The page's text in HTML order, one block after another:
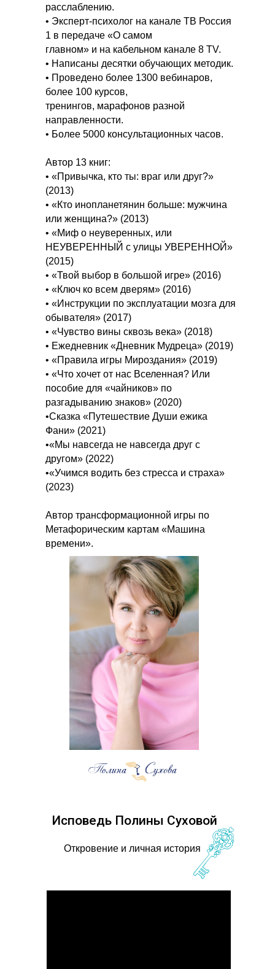
расслаблению.
• Эксперт-психолог на канале ТВ Россия
1 в передаче «О самом
главном» и на кабельном канале 8 TV.
• Написаны десятки обучающих методик.
• Проведено более 1300 вебинаров,
более 100 курсов,
тренингов, марафонов разной
направленности.
• Более 5000 консультационных часов.
Автор 13 книг:
• «Привычка, кто ты: враг или друг?»
(2013)
• «Кто инопланетянин больше: мужчина
или женщина?» (2013)
• «Миф о неуверенных, или
НЕУВЕРЕННЫЙ с улицы УВЕРЕННОЙ»
(2015)
• «Твой выбор в большой игре» (2016)
• «Ключ ко всем дверям» (2016)
• «Инструкции по эксплуатации мозга для
обывателя» (2017)
• «Чувство вины сквозь века» (2018)
• Ежедневник «Дневник Мудреца» (2019)
• «Правила игры Мироздания» (2019)
• «Что хочет от нас Вселенная? Или
пособие для «чайников» по
разгадыванию знаков» (2020)
•Сказка «Путешествие Души ежика
Фани» (2021)
•«Мы навсегда не навсегда друг с
другом» (2022)
•«Учимся водить без стресса и страха»
(2023)
Автор трансформационной игры по
Метафорическим картам «Машина
времени».
Откровение и личная история
Исповедь Полины Суховой